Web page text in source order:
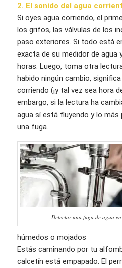
2. El sonido del agua
Si oyes agua corriendo, el
los grifos, las válvulas de los
paso exteriores. Si todo está
exacta de su medidor de agua
horas. Luego, toma otra
habido ningún cambio,
corriendo (¡y tal vez sea hora
embargo, si la lectura ha
agua sí está fluyendo y lo más
una fuga.
Detectar una fuga de agua
húmedos o mojados
Estás caminando por tu
calcetín está empapado. El